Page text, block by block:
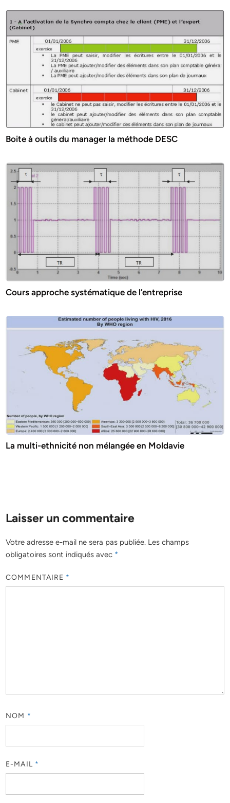
Boite à outils du manager la méthode DESC
Cours approche systématique de l’entreprise
La multi-ethnicité non mélangée en Moldavie
Laisser un commentaire
Votre adresse e-mail ne sera pas publiée. Les champs
obligatoires sont indiqués avec *
COMMENTAIRE *
NOM *
E-MAIL *